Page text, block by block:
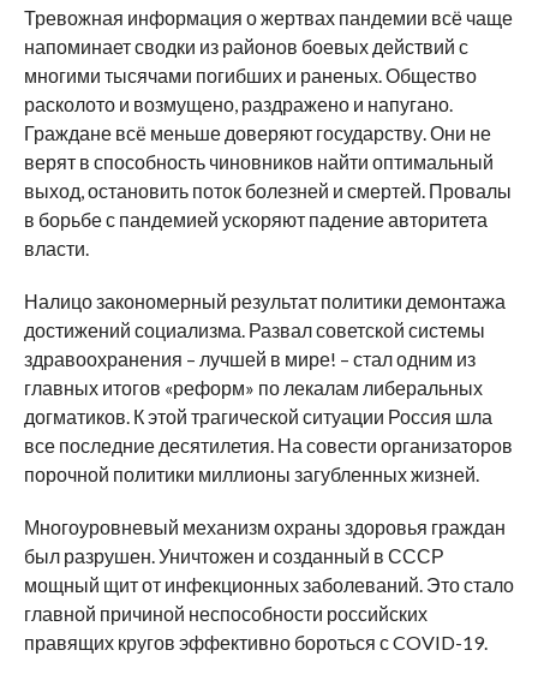
Тревожная информация о жертвах пандемии всё чаще
напоминает сводки из районов боевых действий с
многими тысячами погибших и раненых. Общество
расколото и возмущено, раздражено и напугано.
Граждане всё меньше доверяют государству. Они не
верят в способность чиновников найти оптимальный
выход, остановить поток болезней и смертей. Провалы
в борьбе с пандемией ускоряют падение авторитета
власти.
Налицо закономерный результат политики демонтажа
достижений социализма. Развал советской системы
здравоохранения – лучшей в мире! – стал одним из
главных итогов «реформ» по лекалам либеральных
догматиков. К этой трагической ситуации Россия шла
все последние десятилетия. На совести организаторов
порочной политики миллионы загубленных жизней.
Многоуровневый механизм охраны здоровья граждан
был разрушен. Уничтожен и созданный в СССР
мощный щит от инфекционных заболеваний. Это стало
главной причиной неспособности российских
правящих кругов эффективно бороться с COVID-19.